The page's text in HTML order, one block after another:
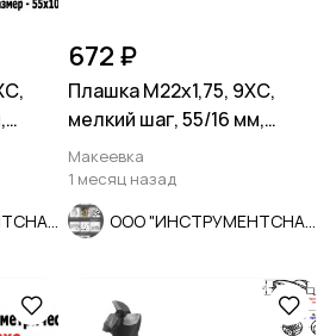
672 ₽
Плашка М22х1,75, 9ХС,
мелкий шаг, 55/16 мм,
ГОСТ 7740-71
Макеевка
1 месяц назад